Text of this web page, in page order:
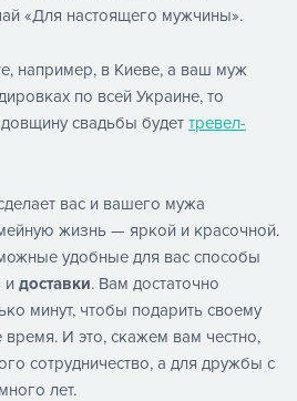
«Для настоящего мужчины».
например, в Киеве, а ваш муж
по всей Украине, то
свадьбы будет тревел-
вас и вашего мужа
жизнь — яркой и красочной.
удобные для вас способы
и доставки. Вам достаточно
минут, чтобы подарить своему
время. И это, скажем вам честно,
сотрудничество, а для дружбы с
лет.